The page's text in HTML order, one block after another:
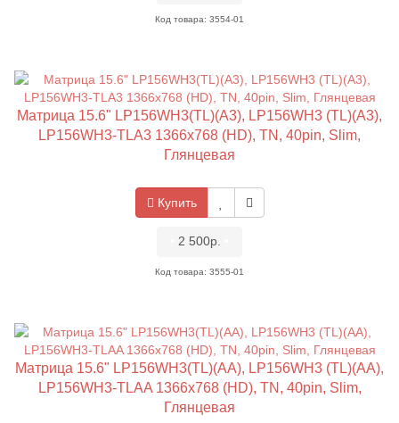
Код товара: 3554-01
Матрица 15.6" LP156WH3(TL)(A3), LP156WH3 (TL)(A3),
LP156WH3-TLA3 1366x768 (HD), TN, 40pin, Slim,
Глянцевая
Купить
2 500р.
Код товара: 3555-01
Матрица 15.6" LP156WH3(TL)(AA), LP156WH3 (TL)(AA),
LP156WH3-TLAA 1366x768 (HD), TN, 40pin, Slim,
Глянцевая